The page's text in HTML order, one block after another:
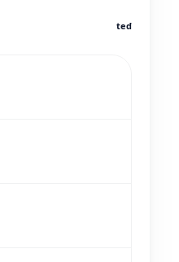
teď